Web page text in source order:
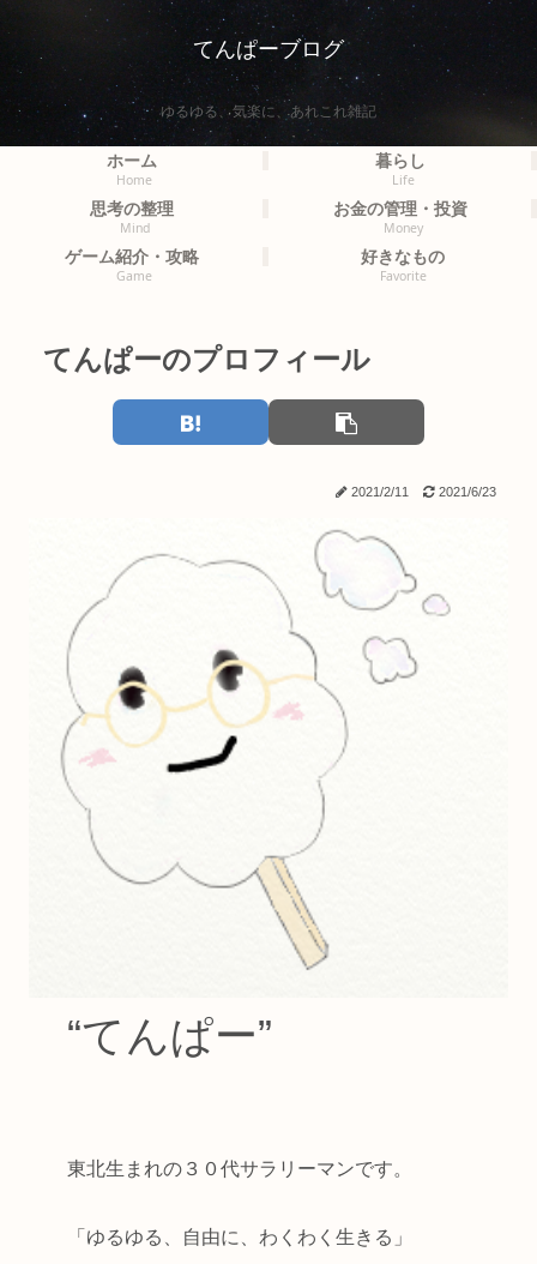
てんぱーブログ
ゆるゆる、気楽に、あれこれ雑記
ホーム
Home
暮らし
Life
思考の整理
Mind
お金の管理・投資
Money
ゲーム紹介・攻略
Game
好きなもの
Favorite
てんぱーのプロフィール
2021/2/11 2021/6/23
“てんぱー”
東北生まれの３０代サラリーマンです。
「ゆるゆる、自由に、わくわく生きる」